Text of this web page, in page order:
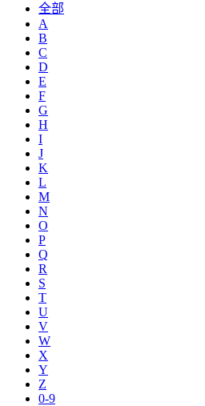
全部
A
B
C
D
E
F
G
H
I
J
K
L
M
N
O
P
Q
R
S
T
U
V
W
X
Y
Z
0-9